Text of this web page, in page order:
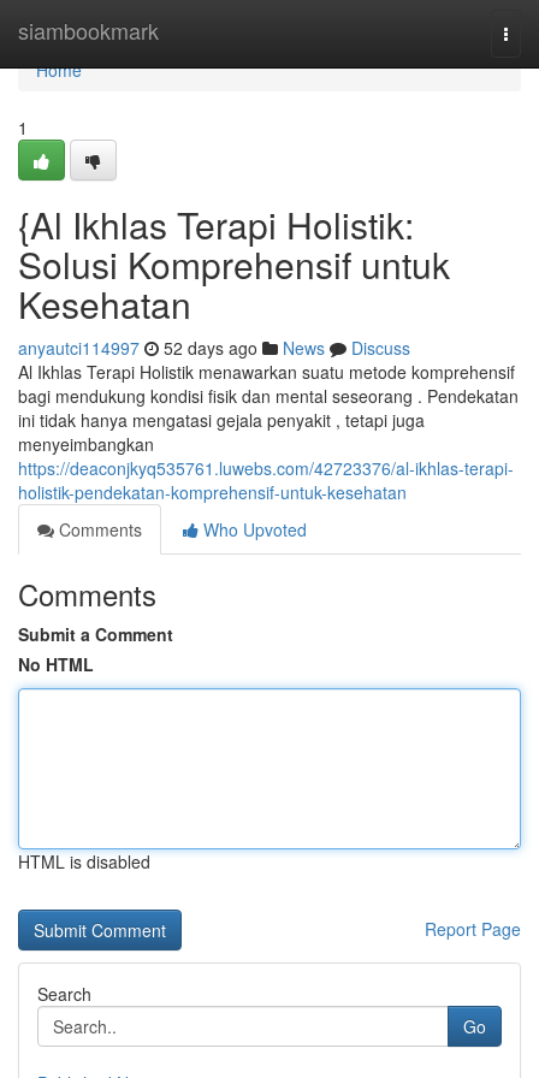
siambookmark
Home
Home
1
{Al Ikhlas Terapi Holistik:
Solusi Komprehensif untuk
Kesehatan
anyautci114997 52 days ago News
Discuss
Al Ikhlas Terapi Holistik menawarkan suatu metode komprehensif
bagi mendukung kondisi fisik dan mental seseorang . Pendekatan
ini tidak hanya mengatasi gejala penyakit , tetapi juga
menyeimbangkan
https://deaconjkyq535761.luwebs.com/42723376/al-ikhlas-terapi-
holistik-pendekatan-komprehensif-untuk-kesehatan
Comments
Who Upvoted
Comments
Submit a Comment
No HTML
HTML is disabled
Report Page
Search
Go